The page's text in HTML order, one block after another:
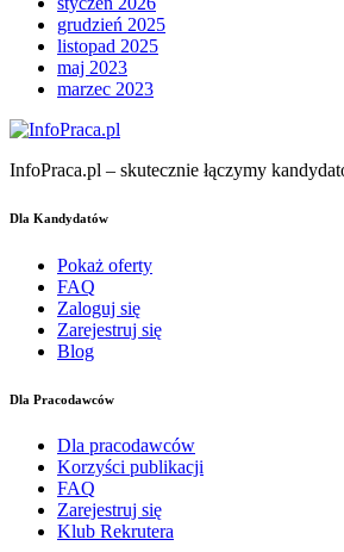
grudzień 2025
listopad 2025
maj 2023
marzec 2023
InfoPraca.pl – skutecznie łączymy
Dla Kandydatów
Pokaż oferty
FAQ
Zaloguj się
Zarejestruj się
Blog
Dla Pracodawców
Dla pracodawców
Korzyści publikacji
FAQ
Zarejestruj się
Klub Rekrutera